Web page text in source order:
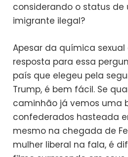
considerando o status
imigrante ilegal?
Apesar da química sexual
resposta para essa
país que elegeu pela
Trump, é bem fácil. Se
caminhão já vemos uma
confederados hasteada
mesmo na chegada de
mulher liberal na fala, é